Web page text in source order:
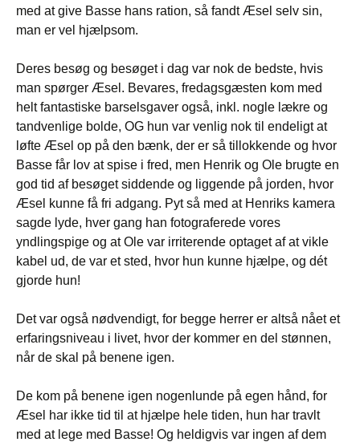
med at give Basse hans ration, så fandt Æsel selv sin,
man er vel hjælpsom.
Deres besøg og besøget i dag var nok de bedste, hvis
man spørger Æsel. Bevares, fredagsgæsten kom med
helt fantastiske barselsgaver også, inkl. nogle lækre og
tandvenlige bolde, OG hun var venlig nok til endeligt at
løfte Æsel op på den bænk, der er så tillokkende og hvor
Basse får lov at spise i fred, men Henrik og Ole brugte en
god tid af besøget siddende og liggende på jorden, hvor
Æsel kunne få fri adgang. Pyt så med at Henriks kamera
sagde lyde, hver gang han fotograferede vores
yndlingspige og at Ole var irriterende optaget af at vikle
kabel ud, de var et sted, hvor hun kunne hjælpe, og dét
gjorde hun!
Det var også nødvendigt, for begge herrer er altså nået et
erfaringsniveau i livet, hvor der kommer en del stønnen,
når de skal på benene igen.
De kom på benene igen nogenlunde på egen hånd, for
Æsel har ikke tid til at hjælpe hele tiden, hun har travlt
med at lege med Basse! Og heldigvis var ingen af dem